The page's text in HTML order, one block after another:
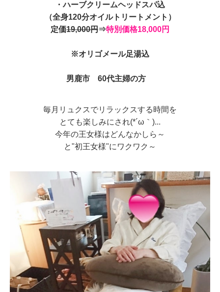
・ハーブクリームヘッドスパ込
（全身120分オイルトリートメント）
定価19,000円⇒特別価格18,000円
※オリゴメール足湯込
男鹿市 60代主婦の方
毎月リュクスでリラックスする時間を
とても楽しみにされ(*´ω｀)...
今年の王女様はどんなかしら～
と"初王女様"にワクワク～